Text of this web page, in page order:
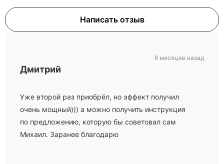
Написать отзыв
Дмитрий
Уже второй раз приобрёл, но эффект получил
очень мощный))) а можно получить инструкция
по предложению, которую бы советовал сам
Михаил. Заранее благодарю
6 месяцев назад